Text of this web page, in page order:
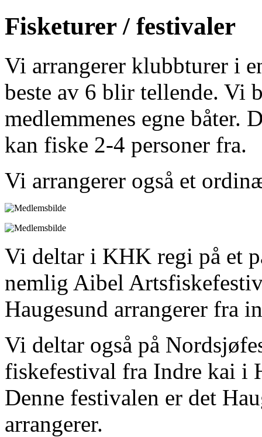
Fisketurer / festivaler
Vi arrangerer klubbturer i
beste av 6 blir tellende. Vi
medlemmenes egne båter.
kan fiske 2-4 personer fra.
Vi arrangerer også et
Vi deltar i KHK regi på et
nemlig Aibel
Haugesund arrangerer fra
Vi deltar også på
fiskefestival fra Indre kai i
Denne festivalen er det
arrangerer.